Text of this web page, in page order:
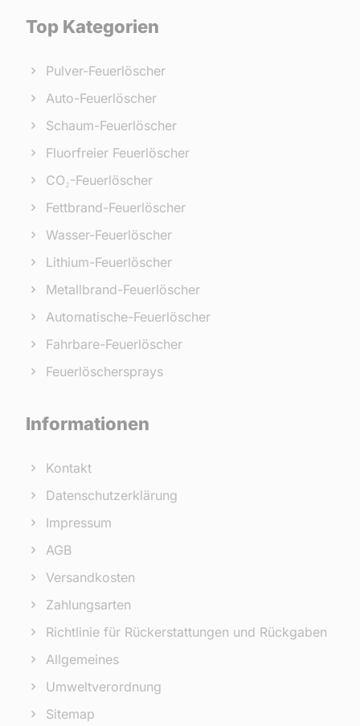
Top Kategorien
Pulver-Feuerlöscher
Auto-Feuerlöscher
Schaum-Feuerlöscher
Fluorfreier Feuerlöscher
CO₂-Feuerlöscher
Fettbrand-Feuerlöscher
Wasser-Feuerlöscher
Lithium-Feuerlöscher
Metallbrand-Feuerlöscher
Automatische-Feuerlöscher
Fahrbare-Feuerlöscher
Feuerlöschersprays
Informationen
Kontakt
Datenschutzerklärung
Impressum
AGB
Versandkosten
Zahlungsarten
Richtlinie für Rückerstattungen und Rückgaben
Allgemeines
Umweltverordnung
Sitemap